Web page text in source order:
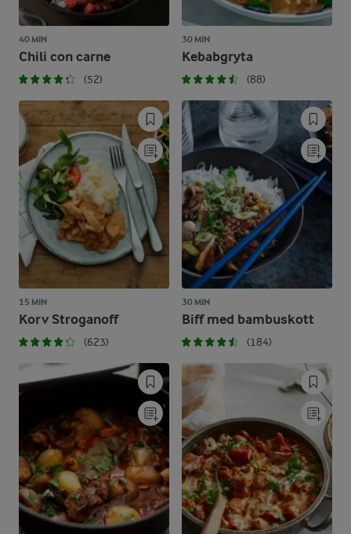
40 MIN
Chili con carne
(52)
30 MIN
Kebabgryta
(88)
15 MIN
Korv Stroganoff
(623)
30 MIN
Biff med bambuskott
(184)